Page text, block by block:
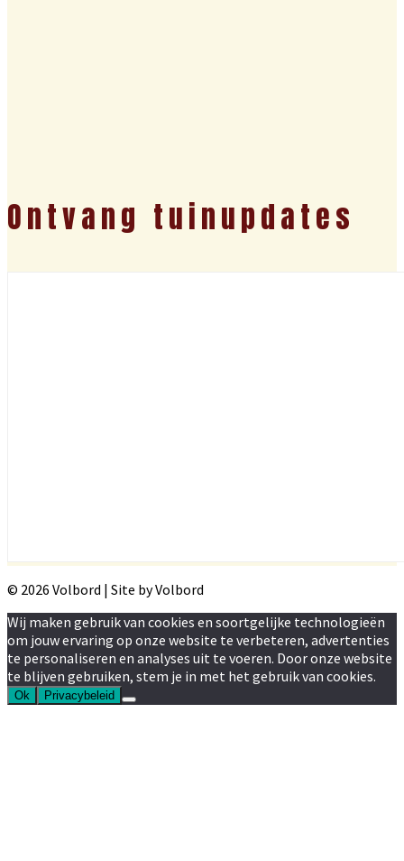
Ontvang tuinupdates
© 2026 Volbord | Site by Volbord
Wij maken gebruik van cookies en soortgelijke technologieën
om jouw ervaring op onze website te verbeteren, advertenties
te personaliseren en analyses uit te voeren. Door onze website
te blijven gebruiken, stem je in met het gebruik van cookies.
Ok Privacybeleid